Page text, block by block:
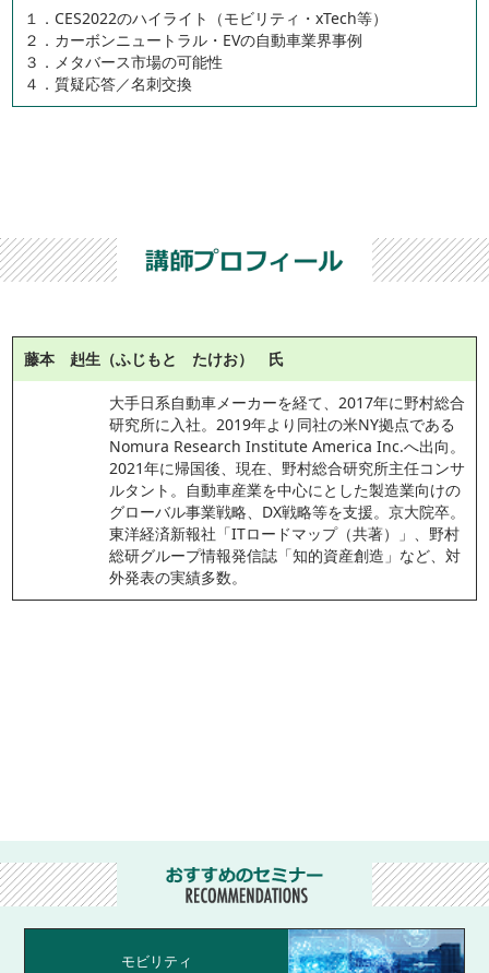
１．CES2022のハイライト（モビリティ・xTech等）
２．カーボンニュートラル・EVの自動車業界事例
３．メタバース市場の可能性
４．質疑応答／名刺交換
藤本 赳生（ふじもと たけお） 氏
大手日系自動車メーカーを経て、2017年に野村総合
研究所に入社。2019年より同社の米NY拠点である
Nomura Research Institute America Inc.へ出向。
2021年に帰国後、現在、野村総合研究所主任コンサ
ルタント。自動車産業を中心にとした製造業向けの
グローバル事業戦略、DX戦略等を支援。京大院卒。
東洋経済新報社「ITロードマップ（共著）」、野村
総研グループ情報発信誌「知的資産創造」など、対
外発表の実績多数。
モビリティ